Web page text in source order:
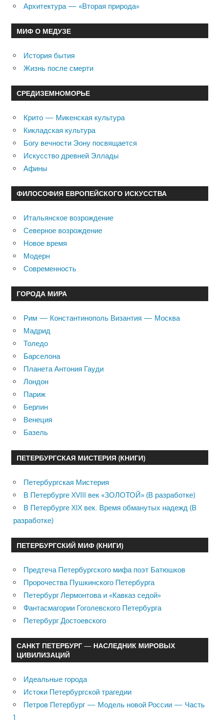
Архитектура — «Вторая природа»
МИФ О МЕДУЗЕ
История бытия
Жизнь после смерти
СРЕДИЗЕМНОМОРЬЕ
Крито — Микенская культура
Кикладская культура
Богу вечности Эону посвящается
Искусство древней Эллады
Афины
ФИЛОСОФИЯ ЕВРОПЕЙСКОГО ИСКУССТВА
Итальянское возрождение
Северное возрождение
Новое время
Модерн
Современность
ГОРОДА МИРА
Рим — Константинополь Византия — Москва
Мадрид
Толедо
Барселона
Планета Антония Гауди
Лондон
Париж
Берлин
Венеция
Базель
ПЕТЕРБУРГСКАЯ МИСТЕРИЯ (КНИГИ)
Петербургская Мистерия
В Петербурге XVIII век «ЗОЛОТОЙ» (В разработке)
В Петербурге XIX век. Время обманутых надежд (В
разработке)
ПЕТЕРБУРГСКИЙ МИФ (КНИГИ)
Предтеча Петербургского мифа поэт Батюшков
Пророчества Пушкинского Петербурга
Петербург Лермонтова и «Кавказ седой»
Фантасмагории Гоголевского Петербурга
Петербург Достоевского
САНКТ ПЕТЕРБУРГ — НАСЛЕДНИК МИРОВЫХ
ЦИВИЛИЗАЦИЙ
Идеальные города
Истоки Петербургской трагедии
Петров Петербург — Модель новой России — Часть
1